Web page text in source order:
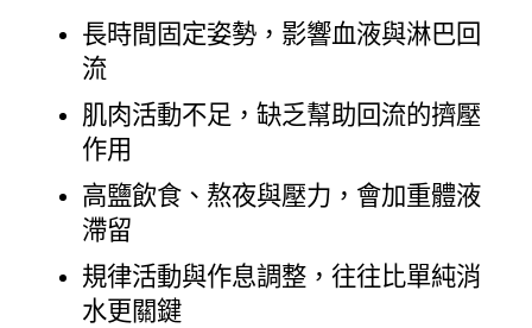
長時間固定姿勢，影響血液與淋巴回
流
肌肉活動不足，缺乏幫助回流的擠壓
作用
高鹽飲食、熬夜與壓力，會加重體液
滯留
規律活動與作息調整，往往比單純消
水更關鍵